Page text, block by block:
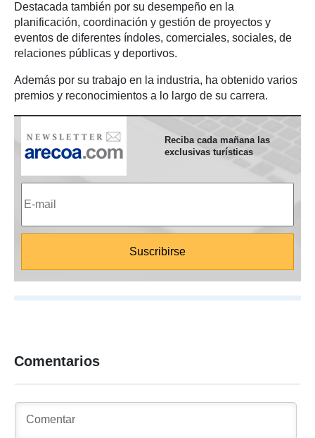
Destacada también por su desempeño en la
planificación, coordinación y gestión de proyectos y
eventos de diferentes índoles, comerciales, sociales, de
relaciones públicas y deportivos.
Además por su trabajo en la industria, ha obtenido varios
premios y reconocimientos a lo largo de su carrera.
Reciba cada mañana las
exclusivas turísticas
Comentarios